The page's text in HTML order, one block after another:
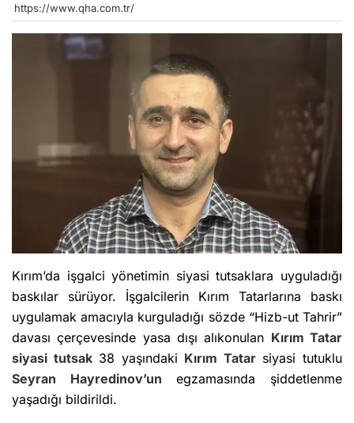
https://www.qha.com.tr/
Kırım’da işgalci yönetimin siyasi tutsaklara uyguladığı
baskılar sürüyor. İşgalcilerin Kırım Tatarlarına baskı
uygulamak amacıyla kurguladığı sözde “Hizb-ut Tahrir”
davası çerçevesinde yasa dışı alıkonulan Kırım Tatar
siyasi tutsak38 yaşındaki Kırım Tatarsiyasi tutuklu
Seyran Hayredinov’un egzamasında şiddetlenme
yaşadığı bildirildi.